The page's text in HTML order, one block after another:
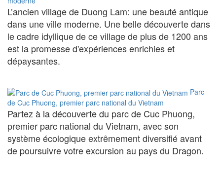
L’ancien village de Duong Lam: une beauté antique
dans une ville moderne. Une belle découverte dans
le cadre idyllique de ce village de plus de 1200 ans
est la promesse d'expériences enrichies et
dépaysantes.
Parc
de Cuc Phuong, premier parc national du Vietnam
Partez à la découverte du parc de Cuc Phuong,
premier parc national du Vietnam, avec son
système écologique extrêmement diversifié avant
de poursuivre votre excursion au pays du Dragon.